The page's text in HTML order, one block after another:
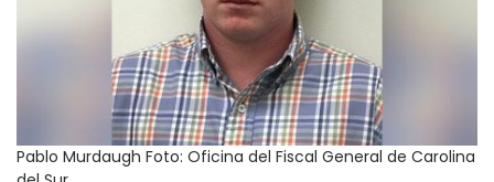
Pablo Murdaugh Foto: Oficina del Fiscal General de Carolina